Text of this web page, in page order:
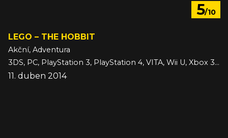
5/10
LEGO – THE HOBBIT
Akční, Adventura
3DS, PC, PlayStation 3, PlayStation 4, VITA, Wii U, Xbox 360, Xbox One
11. duben 2014